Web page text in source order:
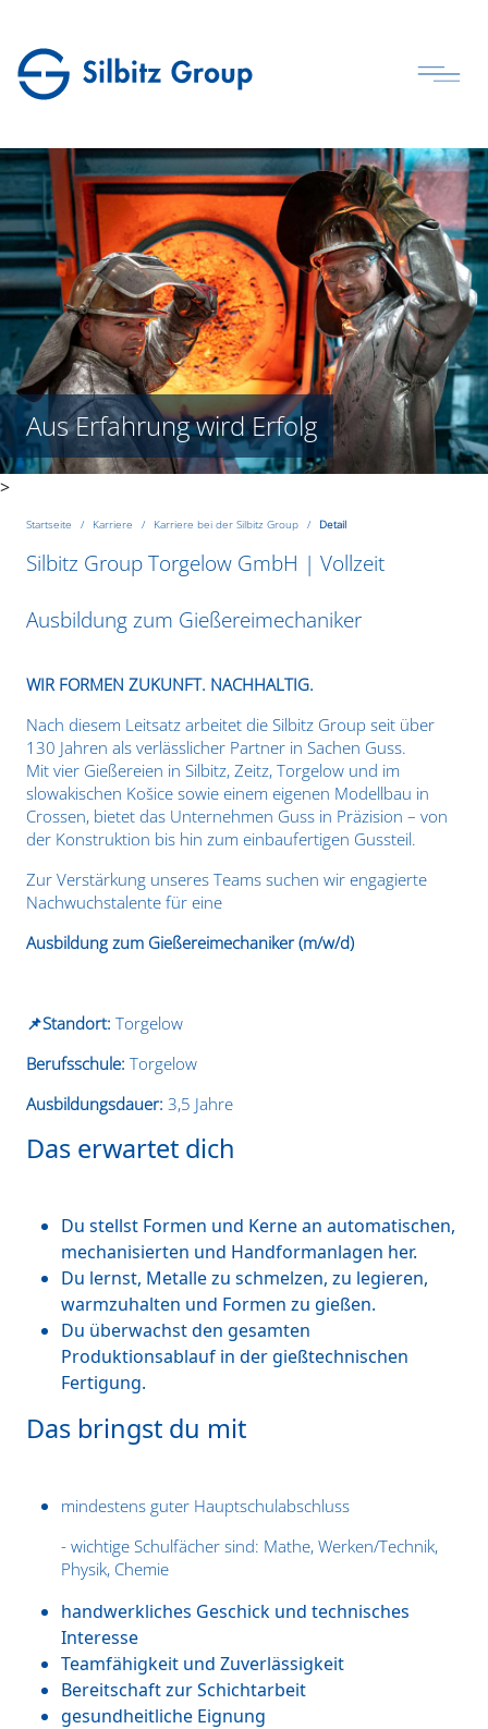
Aus Erfahrung wird Erfolg
>
Startseite Karriere Karriere bei der Silbitz Group Detail
Silbitz Group Torgelow GmbH | Vollzeit
Ausbildung zum Gießereimechaniker
WIR FORMEN ZUKUNFT. NACHHALTIG.
Nach diesem Leitsatz arbeitet die Silbitz Group seit über
130 Jahren als verlässlicher Partner in Sachen Guss.
Mit vier Gießereien in Silbitz, Zeitz, Torgelow und im
slowakischen Košice sowie einem eigenen Modellbau in
Crossen, bietet das Unternehmen Guss in Präzision – von
der Konstruktion bis hin zum einbaufertigen Gussteil.
Zur Verstärkung unseres Teams suchen wir engagierte
Nachwuchstalente für eine
Ausbildung zum Gießereimechaniker (m/w/d)
📌Standort: Torgelow
Berufsschule: Torgelow
Ausbildungsdauer: 3,5 Jahre
Das erwartet dich
Du stellst Formen und Kerne an automatischen,
mechanisierten und Handformanlagen her.
Du lernst, Metalle zu schmelzen, zu legieren,
warmzuhalten und Formen zu gießen.
Du überwachst den gesamten
Produktionsablauf in der gießtechnischen
Fertigung.
Das bringst du mit
mindestens guter Hauptschulabschluss
- wichtige Schulfächer sind: Mathe, Werken/Technik,
Physik, Chemie
handwerkliches Geschick und technisches
Interesse
Teamfähigkeit und Zuverlässigkeit
Bereitschaft zur Schichtarbeit
gesundheitliche Eignung